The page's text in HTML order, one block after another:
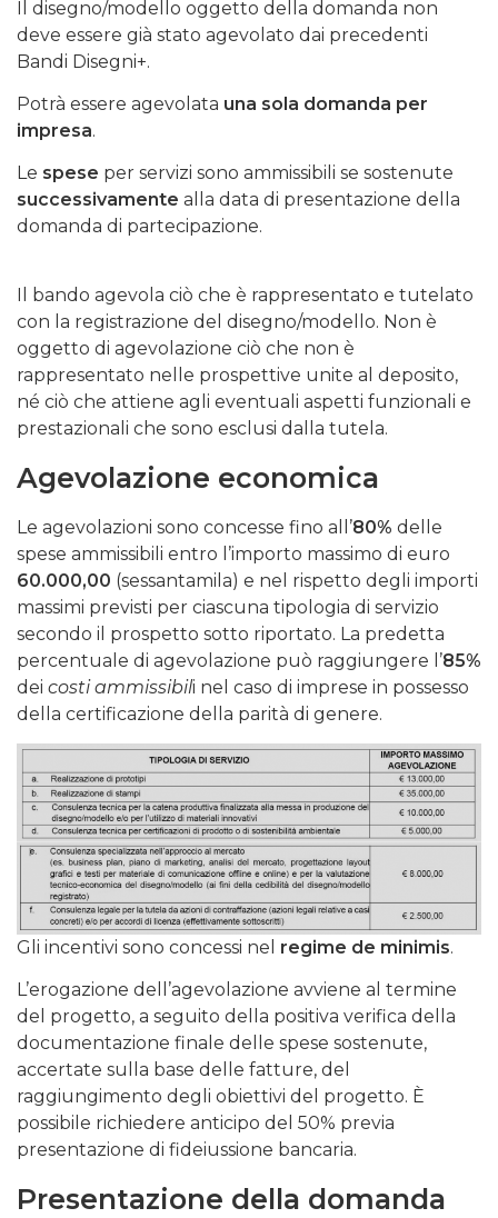
Il disegno/modello oggetto della domanda non
deve essere già stato agevolato dai precedenti
Bandi Disegni+.
Potrà essere agevolata una sola domanda per
impresa.
Le spese per servizi sono ammissibili se sostenute
successivamente alla data di presentazione della
domanda di partecipazione.
Il bando agevola ciò che è rappresentato e tutelato
con la registrazione del disegno/modello. Non è
oggetto di agevolazione ciò che non è
rappresentato nelle prospettive unite al deposito,
né ciò che attiene agli eventuali aspetti funzionali e
prestazionali che sono esclusi dalla tutela.
Agevolazione economica
Le agevolazioni sono concesse fino all’80% delle
spese ammissibili entro l’importo massimo di euro
60.000,00 (sessantamila) e nel rispetto degli importi
massimi previsti per ciascuna tipologia di servizio
secondo il prospetto sotto riportato. La predetta
percentuale di agevolazione può raggiungere l’85%
dei costi ammissibili nel caso di imprese in possesso
della certificazione della parità di genere.
Gli incentivi sono concessi nel regime de minimis.
L’erogazione dell’agevolazione avviene al termine
del progetto, a seguito della positiva verifica della
documentazione finale delle spese sostenute,
accertate sulla base delle fatture, del
raggiungimento degli obiettivi del progetto. È
possibile richiedere anticipo del 50% previa
presentazione di fideiussione bancaria.
Presentazione della domanda